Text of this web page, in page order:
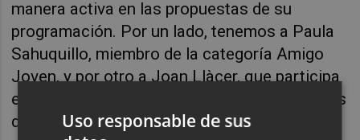
manera activa en las propuestas de su
programación. Por un lado, tenemos a Paula
Sahuquillo, miembro de la categoría Amigo
Joven, y por otro a Joan Llàcer, que participa
en la categoría Familia. ¿Y qué ofrece Amigos
del IVAM? Pues, por ejemplo, acceso gratuito
Uso responsable de sus